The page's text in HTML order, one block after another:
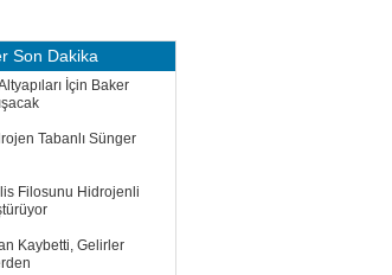
Son Dakika
İçin Baker
Tabanlı Sünger
Filosunu Hidrojenli
Kaybetti, Gelirler